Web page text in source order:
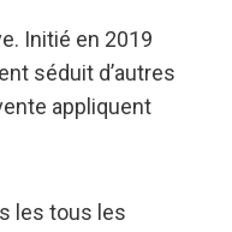
Initié en 2019
séduit d’autres
appliquent
les tous les